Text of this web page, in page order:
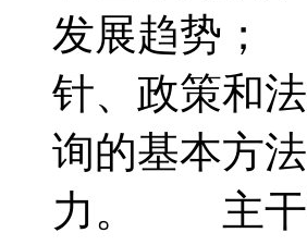
发展趋势；
针、政策和
询的基本方
力。 主干